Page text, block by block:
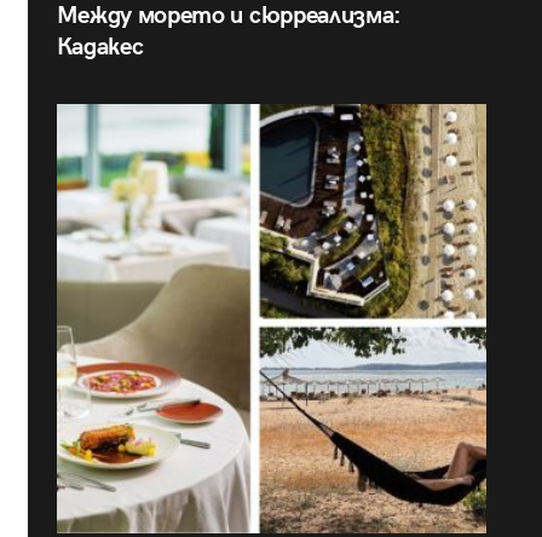
Между морето и сюрреализма:
Кадакес